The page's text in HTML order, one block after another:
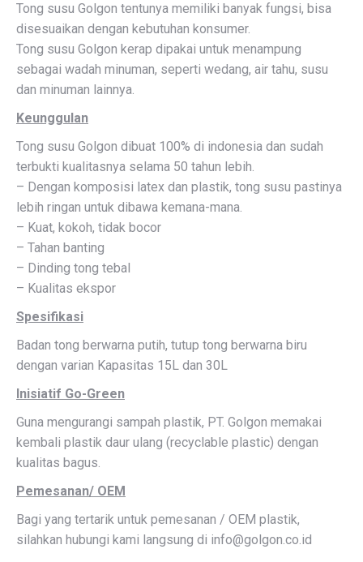
Tong susu Golgon tentunya memiliki banyak fungsi, bisa
disesuaikan dengan kebutuhan konsumer.
Tong susu Golgon kerap dipakai untuk menampung
sebagai wadah minuman, seperti wedang, air tahu, susu
dan minuman lainnya.
Keunggulan
Tong susu Golgon dibuat 100% di indonesia dan sudah
terbukti kualitasnya selama 50 tahun lebih.
– Dengan komposisi latex dan plastik, tong susu pastinya
lebih ringan untuk dibawa kemana-mana.
– Kuat, kokoh, tidak bocor
– Tahan banting
– Dinding tong tebal
– Kualitas ekspor
Spesifikasi
Badan tong berwarna putih, tutup tong berwarna biru
dengan varian Kapasitas 15L dan 30L
Inisiatif Go-Green
Guna mengurangi sampah plastik, PT. Golgon memakai
kembali plastik daur ulang (recyclable plastic) dengan
kualitas bagus.
Pemesanan/ OEM
Bagi yang tertarik untuk pemesanan / OEM plastik,
silahkan hubungi kami langsung di info@golgon.co.id